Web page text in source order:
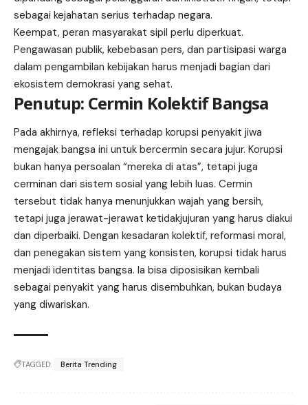
sebagai kejahatan serius terhadap negara.
Keempat, peran masyarakat sipil perlu diperkuat.
Pengawasan publik, kebebasan pers, dan partisipasi warga
dalam pengambilan kebijakan harus menjadi bagian dari
ekosistem demokrasi yang sehat.
Penutup: Cermin Kolektif Bangsa
Pada akhirnya, refleksi terhadap korupsi penyakit jiwa
mengajak bangsa ini untuk bercermin secara jujur. Korupsi
bukan hanya persoalan “mereka di atas”, tetapi juga
cerminan dari sistem sosial yang lebih luas. Cermin
tersebut tidak hanya menunjukkan wajah yang bersih,
tetapi juga jerawat-jerawat ketidakjujuran yang harus diakui
dan diperbaiki. Dengan kesadaran kolektif, reformasi moral,
dan penegakan sistem yang konsisten, korupsi tidak harus
menjadi identitas bangsa. Ia bisa diposisikan kembali
sebagai penyakit yang harus disembuhkan, bukan budaya
yang diwariskan.
TAGGED: Berita Trending